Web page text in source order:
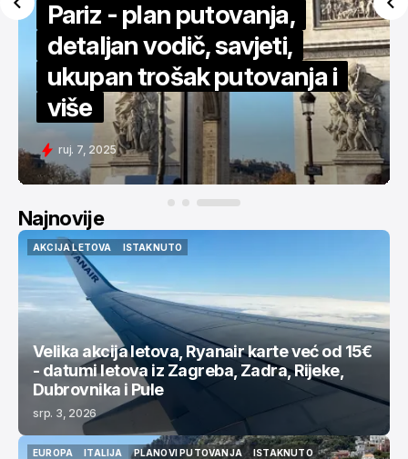
Za 450€ povratno u New
York - detaljan vodič
svi. 11, 2025
Najnovije
AKCIJA LETOVA
AKCIJA LETOVA
ISTAKNUTO
Velika akcija letova, Ryanair karte već od 15€
- datumi letova iz Zagreba, Zadra, Rijeke,
Dubrovnika i Pule
srp. 3, 2026
EUROPA ITALIJA PLANOVI PUTOVANJA ISTAKNUTO